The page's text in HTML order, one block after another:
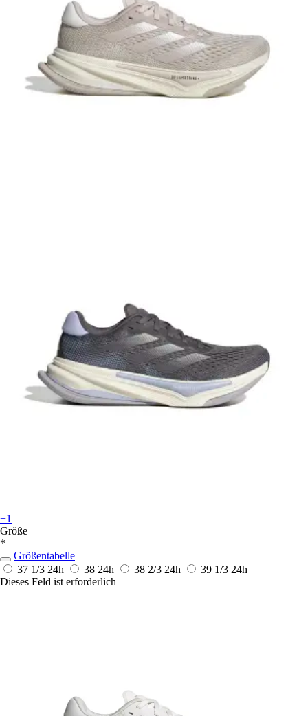
+1
Größe
*
Größentabelle
37 1/3 24h 38 24h 38 2/3 24h 39 1/3 24h
Dieses Feld ist erforderlich